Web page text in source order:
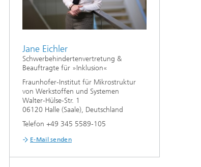
Jane Eichler
Schwerbehindertenvertretung &
Beauftragte für »Inklusion«
Fraunhofer-Institut für Mikrostruktur
von Werkstoffen und Systemen
Walter-Hülse-Str. 1
06120 Halle (Saale), Deutschland
Telefon +49 345 5589-105
E-Mail senden